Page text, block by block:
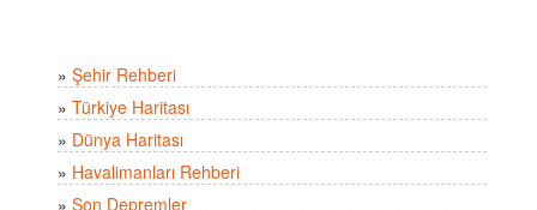
» Şehir Rehberi
» Türkiye Haritası
» Dünya Haritası
» Havalimanları Rehberi
» Son Depremler